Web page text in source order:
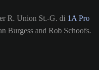
R. Union St.-G. di 1A Pro
Burgess and Rob Schoofs.